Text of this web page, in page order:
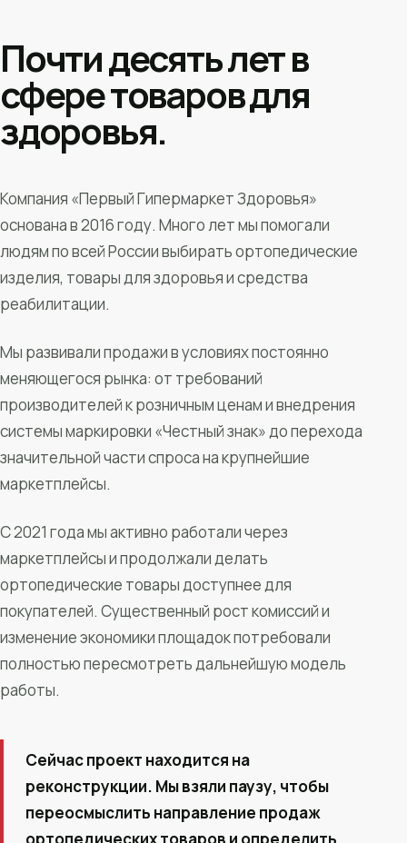
Почти десять лет в
сфере товаров для
здоровья.
Компания «Первый Гипермаркет Здоровья»
основана в 2016 году. Много лет мы помогали
людям по всей России выбирать ортопедические
изделия, товары для здоровья и средства
реабилитации.
Мы развивали продажи в условиях постоянно
меняющегося рынка: от требований
производителей к розничным ценам и внедрения
системы маркировки «Честный знак» до перехода
значительной части спроса на крупнейшие
маркетплейсы.
С 2021 года мы активно работали через
маркетплейсы и продолжали делать
ортопедические товары доступнее для
покупателей. Существенный рост комиссий и
изменение экономики площадок потребовали
полностью пересмотреть дальнейшую модель
работы.
Сейчас проект находится на
реконструкции. Мы взяли паузу, чтобы
переосмыслить направление продаж